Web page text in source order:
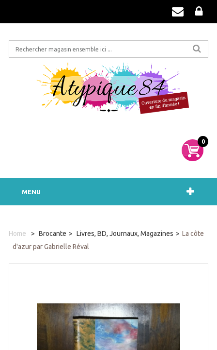
0
MENU
Home > Brocante > Livres, BD, Journaux, Magazines > La côte
d'azur par Gabrielle Réval